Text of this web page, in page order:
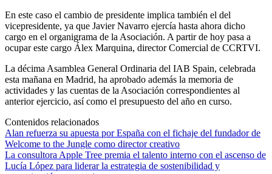
En este caso el cambio de presidente implica también el del
vicepresidente, ya que Javier Navarro ejercía hasta ahora dicho
cargo en el organigrama de la Asociación. A partir de hoy pasa a
ocupar este cargo Álex Marquina, director Comercial de CCRTVI.
La décima Asamblea General Ordinaria del IAB Spain, celebrada
esta mañana en Madrid, ha aprobado además la memoria de
actividades y las cuentas de la Asociación correspondientes al
anterior ejercicio, así como el presupuesto del año en curso.
Contenidos relacionados
Alan refuerza su apuesta por España con el fichaje del fundador de
Welcome to the Jungle como director creativo
La consultora Apple Tree premia el talento interno con el ascenso de
Lucía López para liderar la estrategia de sostenibilidad y